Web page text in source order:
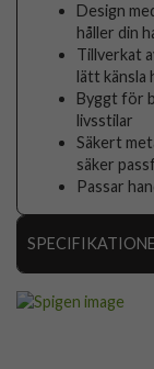
Design
håller din
Tillverkat
lätt känsla
Byggt för
livsstilar
Säkert
säker
Passar